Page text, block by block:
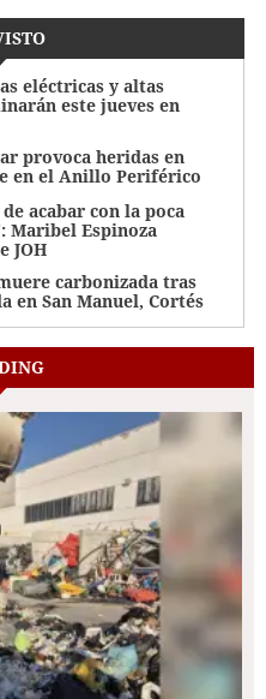
eléctricas y altas
este jueves en
provoca heridas en
en el Anillo Periférico
acabar con la poca
Maribel Espinoza
JOH
carbonizada tras
en San Manuel, Cortés